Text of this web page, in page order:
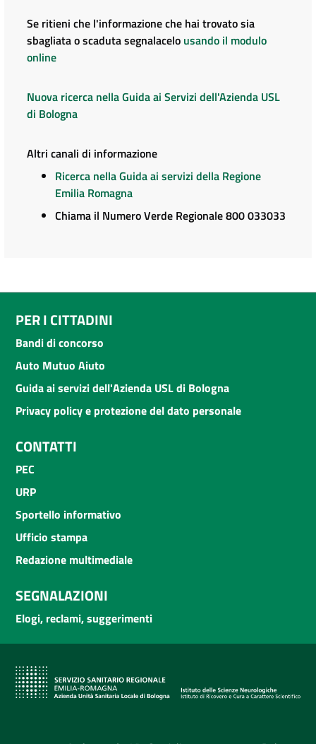
Se ritieni che l'informazione che hai trovato sia
sbagliata o scaduta segnalacelo usando il modulo
online
Nuova ricerca nella Guida ai Servizi dell'Azienda USL
di Bologna
Altri canali di informazione
Ricerca nella Guida ai servizi della Regione
Emilia Romagna
Chiama il Numero Verde Regionale 800 033033
PER I CITTADINI
Bandi di concorso
Auto Mutuo Aiuto
Guida ai servizi dell'Azienda USL di Bologna
Privacy policy e protezione del dato personale
CONTATTI
PEC
URP
Sportello informativo
Ufficio stampa
Redazione multimediale
SEGNALAZIONI
Elogi, reclami, suggerimenti